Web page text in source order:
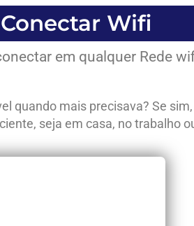
Wifi
em qualquer Rede
quando mais precisava? Se
seja em casa, no trabalho